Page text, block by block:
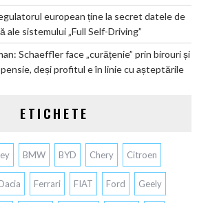
european ține la secret datele de
ale sistemului „Full Self-Driving”
Schaeffler face „curățenie” prin birouri și
deși profitul e în linie cu așteptările
ETICHETE
BMW BYD Chery Citroen
Ferrari FIAT Ford Geely